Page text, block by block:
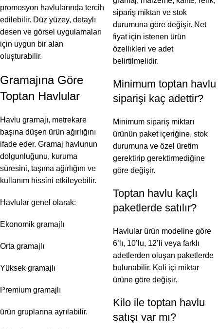
promosyon havlularında tercih
edilebilir. Düz yüzey, detaylı
desen ve görsel uygulamaları
için uygun bir alan
oluşturabilir.
Gramajına Göre
Toptan Havlular
Havlu gramajı, metrekare
başına düşen ürün ağırlığını
ifade eder. Gramaj havlunun
dolgunluğunu, kuruma
süresini, taşıma ağırlığını ve
kullanım hissini etkileyebilir.
Havlular genel olarak:
Ekonomik gramajlı
Orta gramajlı
Yüksek gramajlı
Premium gramajlı
ürün gruplarına ayrılabilir.
sipariş miktarı ve stok
durumuna göre değişir. Net
fiyat için istenen ürün
özellikleri ve adet
belirtilmelidir.
Minimum toptan havlu
siparişi kaç adettir?
Minimum sipariş miktarı
ürünün paket içeriğine, stok
durumuna ve özel üretim
gerektirip gerektirmediğine
göre değişir.
Toptan havlu kaçlı
paketlerde satılır?
Havlular ürün modeline göre
6’lı, 10’lu, 12’li veya farklı
adetlerden oluşan paketlerde
bulunabilir. Koli içi miktar
ürüne göre değişir.
Kilo ile toptan havlu
satışı var mı?